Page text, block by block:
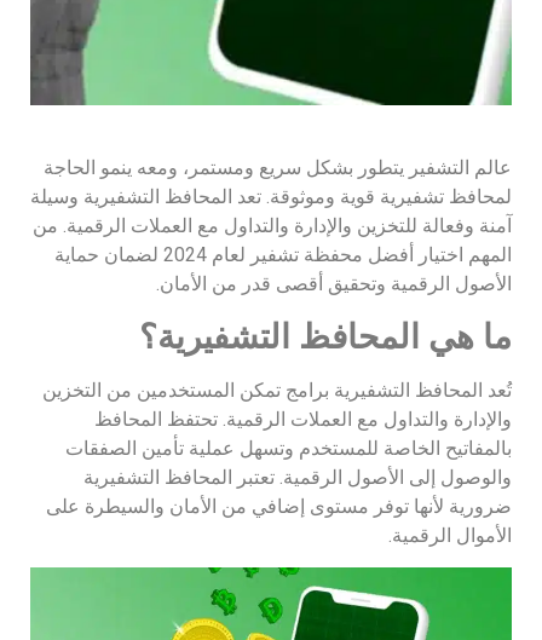
عالم التشفير يتطور بشكل سريع ومستمر، ومعه ينمو الحاجة
لمحافظ تشفيرية قوية وموثوقة. تعد المحافظ التشفيرية وسيلة
آمنة وفعالة للتخزين والإدارة والتداول مع العملات الرقمية. من
المهم اختيار أفضل محفظة تشفير لعام 2024 لضمان حماية
الأصول الرقمية وتحقيق أقصى قدر من الأمان.
ما هي المحافظ التشفيرية؟
تُعد المحافظ التشفيرية برامج تمكن المستخدمين من التخزين
والإدارة والتداول مع العملات الرقمية. تحتفظ المحافظ
بالمفاتيح الخاصة للمستخدم وتسهل عملية تأمين الصفقات
والوصول إلى الأصول الرقمية. تعتبر المحافظ التشفيرية
ضرورية لأنها توفر مستوى إضافي من الأمان والسيطرة على
الأموال الرقمية.